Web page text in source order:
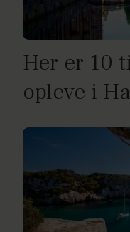
Her er 10
opleve i